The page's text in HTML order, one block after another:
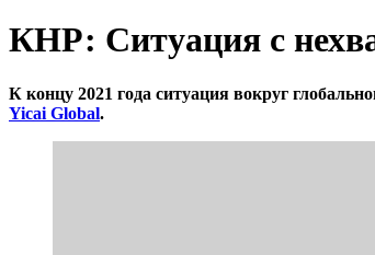
КНР: Ситуация с
К концу 2021 года ситуация вокруг
Yicai Global.